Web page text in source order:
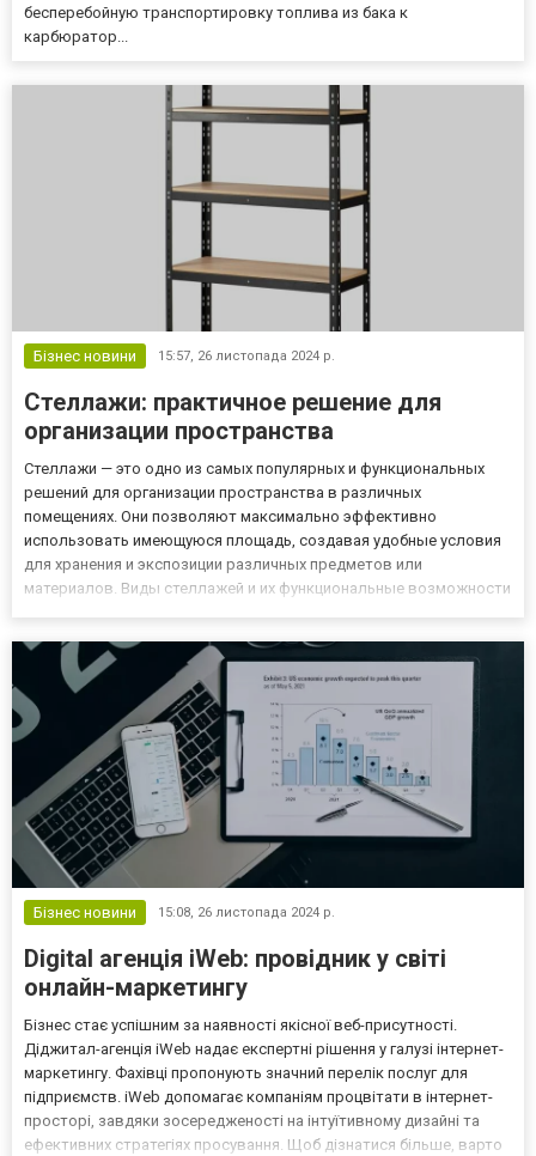
бесперебойную транспортировку топлива из бака к
карбюратор...
Бізнес новини 15:57, 26 листопада 2024 р.
Стеллажи: практичное решение для
организации пространства
Стеллажи — это одно из самых популярных и функциональных
решений для организации пространства в различных
помещениях. Они позволяют максимально эффективно
использовать имеющуюся площадь, создавая удобные условия
для хранения и экспозиции различных предметов или
материалов. Виды стеллажей и их функциональные возможности
которых имеет свои особен...
Бізнес новини 15:08, 26 листопада 2024 р.
Digital агенція iWeb: провідник у світі
онлайн-маркетингу
Бізнес стає успішним за наявності якісної веб-присутності.
Діджитал-агенція iWeb надає експертні рішення у галузі інтернет-
маркетингу. Фахівці пропонують значний перелік послуг для
підприємств. iWeb допомагає компаніям процвітати в інтернет-
просторі, завдяки зосередженості на інтуїтивному дизайні та
ефективних стратегіях просування. Щоб дізнатися більше, варто